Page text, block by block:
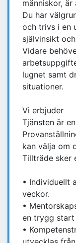
människor,
Du har
och trivs i en
självinsikt
Vidare
lugnet samt
situationer.
Vi erbjuder
Tjänsten är
kan välja om
Tillträde sker
• Individuellt
veckor.
•
en trygg start
•